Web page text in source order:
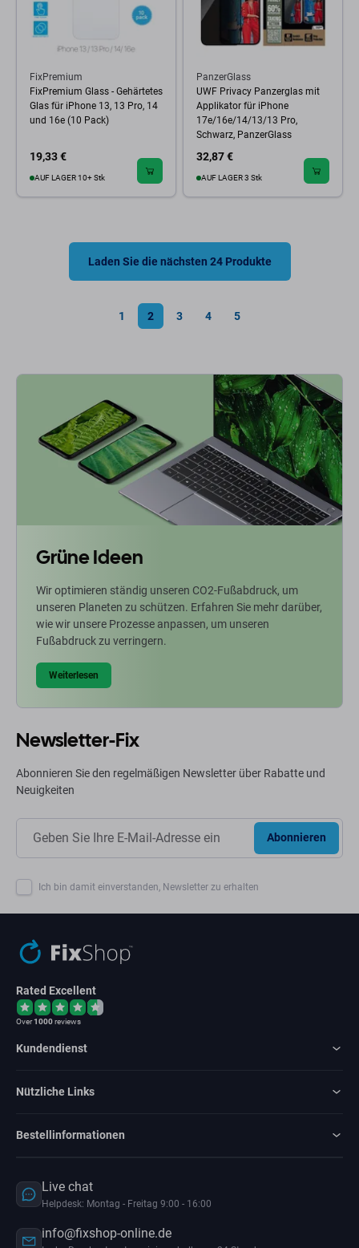
FixPremium
FixPremium Glass - Gehärtetes
Glas für iPhone 13, 13 Pro, 14
und 16e (10 Pack)
19,33 €
AUF LAGER 10+ Stk
PanzerGlass
UWF Privacy Panzerglas mit
Applikator für iPhone
17e/16e/14/13/13 Pro,
Schwarz, PanzerGlass
32,87 €
AUF LAGER 3 Stk
Laden Sie die nächsten 24 Produkte
1 2 3 4 5
Grüne Ideen
Wir optimieren ständig unseren CO2-Fußabdruck, um
unseren Planeten zu schützen. Erfahren Sie mehr darüber,
wie wir unsere Prozesse anpassen, um unseren
Fußabdruck zu verringern.
Weiterlesen
Newsletter-Fix
Abonnieren Sie den regelmäßigen Newsletter über Rabatte und
Neuigkeiten
Abonnieren
Ich bin damit einverstanden, Newsletter zu erhalten
Rated Excellent
Over1000reviews
Kundendienst
Nützliche Links
Bestellinformationen
Live chat
Helpdesk: Montag - Freitag 9:00 - 16:00
info@fixshop-online.de